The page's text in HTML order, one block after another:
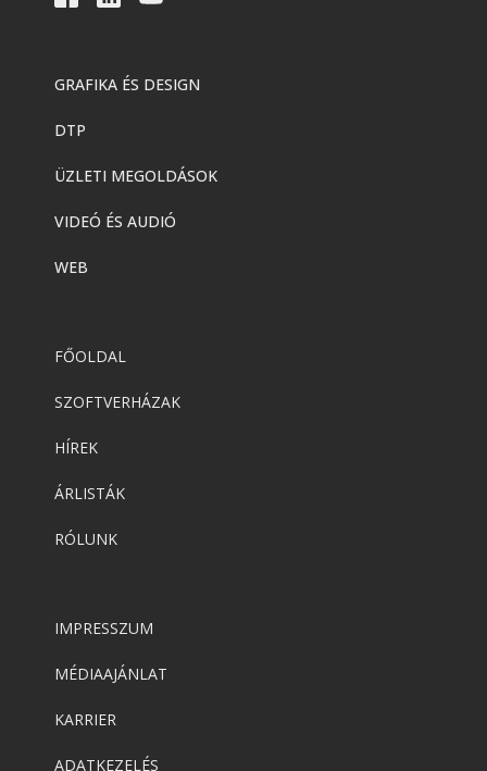
GRAFIKA ÉS DESIGN
DTP
ÜZLETI MEGOLDÁSOK
VIDEÓ ÉS AUDIÓ
WEB
FŐOLDAL
SZOFTVERHÁZAK
HÍREK
ÁRLISTÁK
RÓLUNK
IMPRESSZUM
MÉDIAAJÁNLAT
KARRIER
ADATKEZELÉS